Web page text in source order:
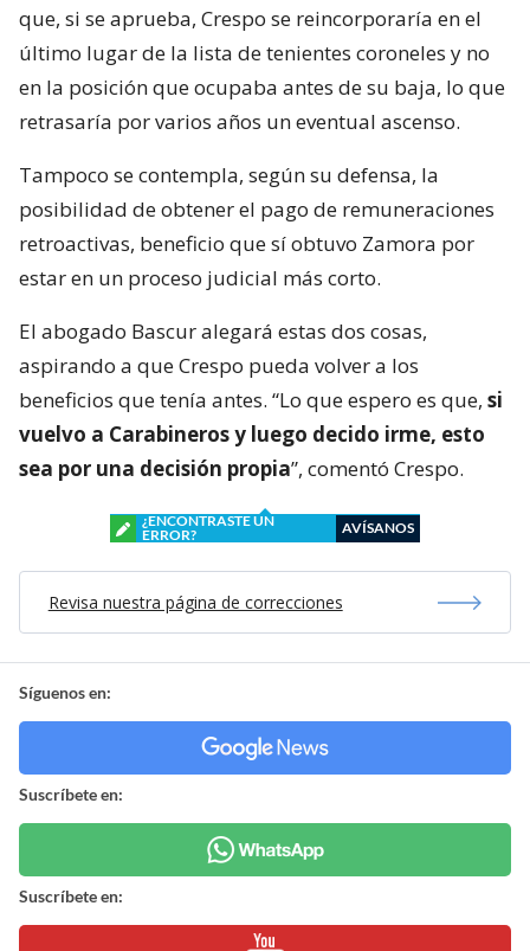
que, si se aprueba, Crespo se reincorporaría en el
último lugar de la lista de tenientes coroneles y no
en la posición que ocupaba antes de su baja, lo que
retrasaría por varios años un eventual ascenso.
Tampoco se contempla, según su defensa, la
posibilidad de obtener el pago de remuneraciones
retroactivas, beneficio que sí obtuvo Zamora por
estar en un proceso judicial más corto.
El abogado Bascur alegará estas dos cosas,
aspirando a que Crespo pueda volver a los
beneficios que tenía antes. “Lo que espero es que, si
vuelvo a Carabineros y luego decido irme, esto
sea por una decisión propia”, comentó Crespo.
¿ENCONTRASTE UN
ERROR?
AVÍSANOS
Revisa nuestra página de correcciones
Síguenos en:
Suscríbete en:
Suscríbete en: